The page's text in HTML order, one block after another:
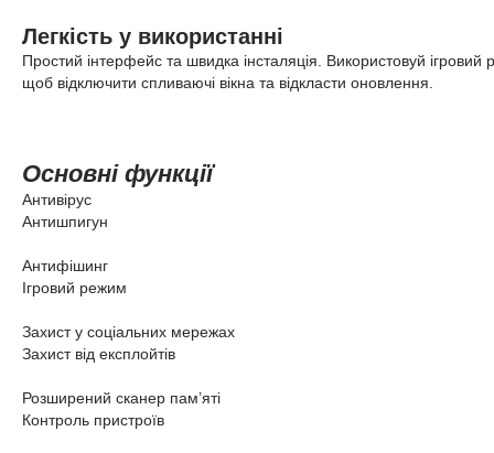
Легкість у використанні
Простий інтерфейс та швидка інсталяція. Використовуй ігровий
щоб відключити спливаючі вікна та відкласти оновлення.
Основні функції
Антивірус
Антишпигун
Антифішинг
Ігровий режим
Захист у соціальних мережах
Захист від експлойтів
Розширений сканер пам’яті
Контроль пристроїв